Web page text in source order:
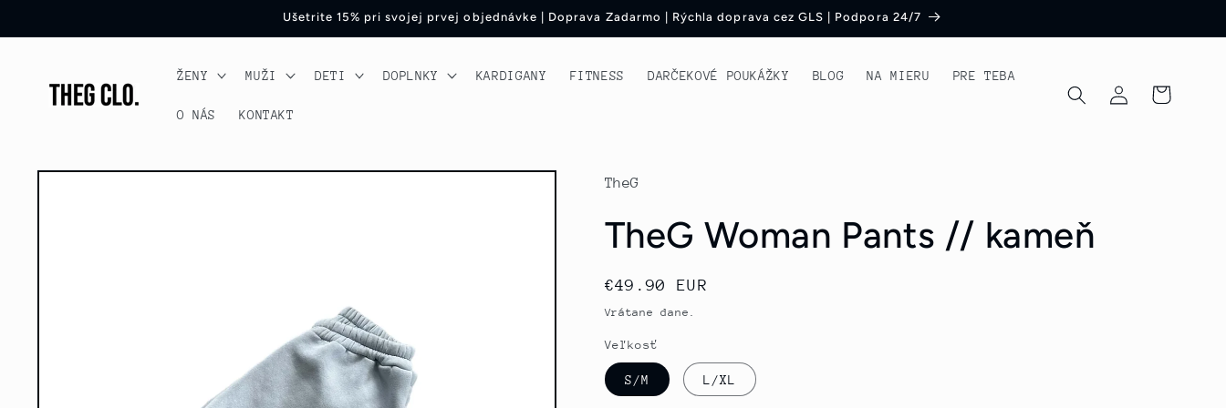
Ušetrite 15% pri svojej prvej objednávke | Doprava Zadarmo | Rýchla doprava cez GLS | Podpora 24/7
ŽENY MUŽI DETI DOPLNKY KARDIGANY FITNESS DARČEKOVÉ POUKÁŽKY BLOG NA MIERU PRE TEBA
O NÁS KONTAKT
sa
Košík
Preskočiť
TheG
TheG Woman Pants // kameň
Normálna
cena
€49.90 EUR
Vrátane dane.
Veľkosť
S/M L/XL